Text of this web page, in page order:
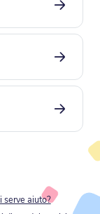
serve aiuto?